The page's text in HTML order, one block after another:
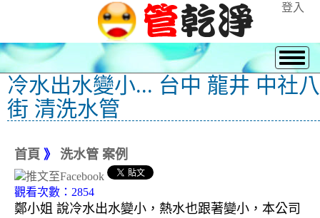
登入
冷水出水變小... 台中 龍井 中社八
街 清洗水管
首頁 》 洗水管 案例
觀看次數：2854
鄭小姐 說冷水出水變小，熱水也跟著變小，本公司